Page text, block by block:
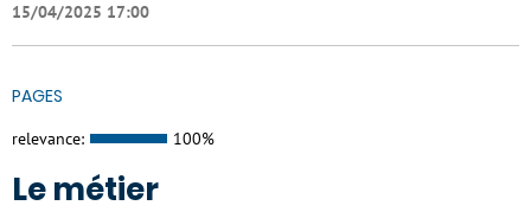
15/04/2025 17:00
PAGES
relevance: 100%
Le métier